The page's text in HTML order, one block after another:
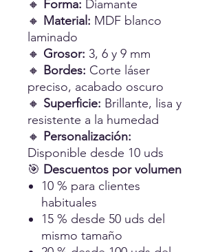
🔸 Forma: Diamante
🔸 Material: MDF blanco
laminado
🔸 Grosor: 3, 6 y 9 mm
🔸 Bordes: Corte láser
preciso, acabado oscuro
🔸 Superficie: Brillante, lisa y
resistente a la humedad
🔸 Personalización:
Disponible desde 10 uds
🎯 Descuentos por volumen
10 % para clientes
habituales
15 % desde 50 uds del
mismo tamaño